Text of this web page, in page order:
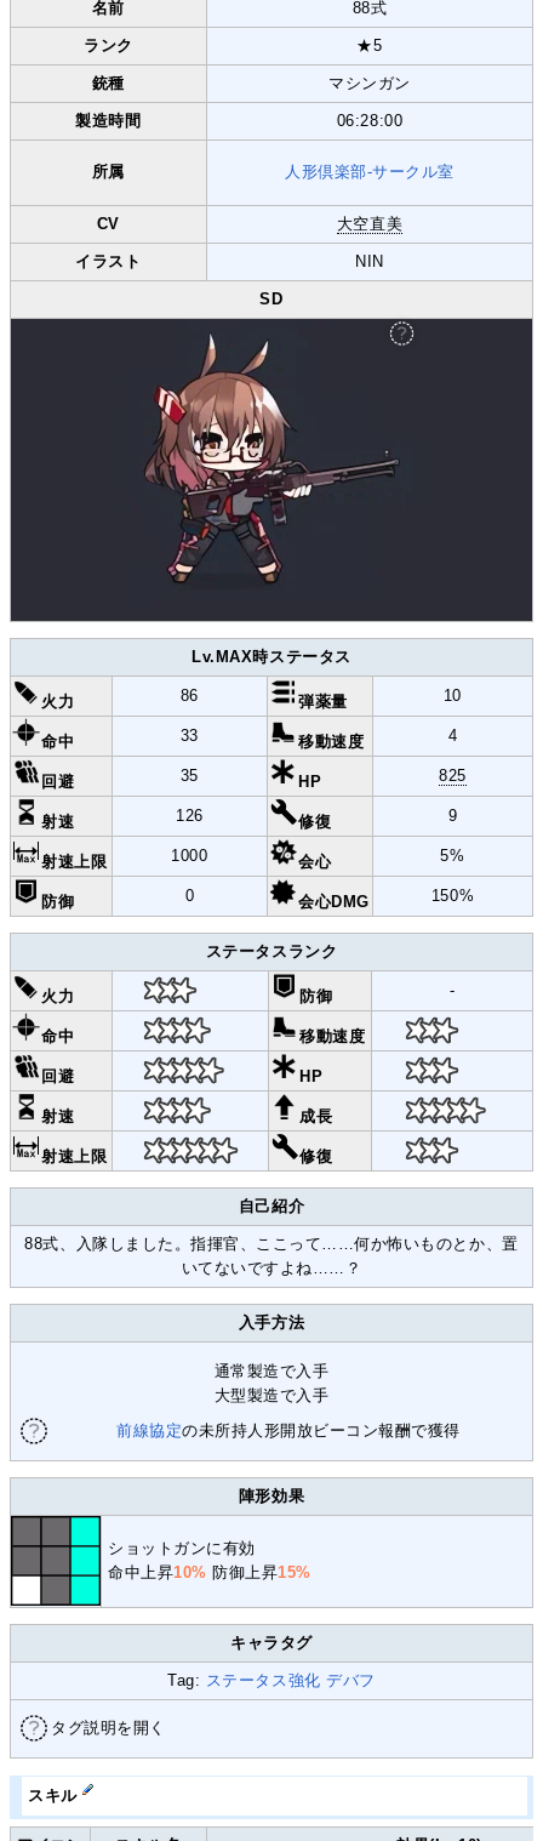
名前 88式
ランク ★5
銃種 マシンガン
製造時間 06:28:00
所属 人形倶楽部-サークル室
CV 大空直美
イラスト NIN
SD
Lv.MAX時ステータス
火力 86 弾薬量 10
命中 33 移動速度 4
回避 35 HP 825
射速 126 修復 9
射速上限 1000 会心 5%
防御 0 会心DMG 150%
ステータスランク
火力 防御 -
命中 移動速度
回避 HP
射速 成長
射速上限 修復
自己紹介
88式、入隊しました。指揮官、ここって……何か怖いものとか、置
いてないですよね……？
入手方法
通常製造で入手
大型製造で入手
前線協定の未所持人形開放ビーコン報酬で獲得
陣形効果
ショットガンに有効
命中上昇10% 防御上昇15%
キャラタグ
Tag: ステータス強化 デバフ
タグ説明を開く
スキル